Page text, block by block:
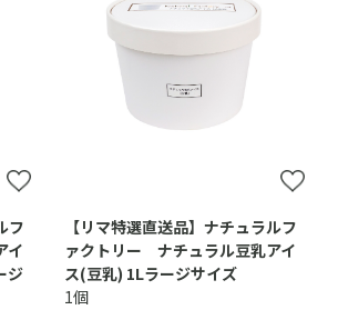
フ
イ
ジ
【リマ特選直送品】ナチュラルフ
ァクトリー ナチュラル豆乳アイ
ス(豆乳) 1Lラージサイズ
1個